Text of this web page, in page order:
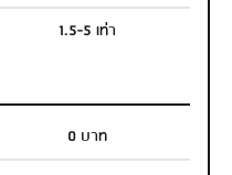
1.5-5 เท่า
0 บาท